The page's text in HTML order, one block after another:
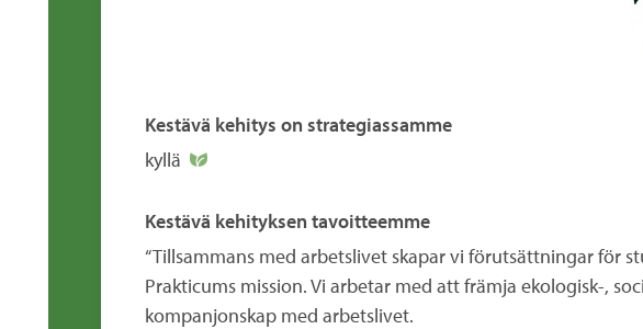
Kestävä kehitys on strategiassamme
kyllä
Kestävä kehityksen tavoitteemme
“Tillsammans med arbetslivet skapar vi förutsättningar för
Prakticums mission. Vi arbetar med att främja ekologisk-,
kompanjonskap med arbetslivet.